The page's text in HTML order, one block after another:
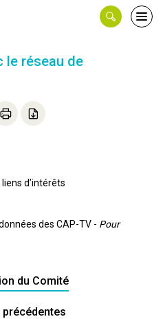
le réseau de
d’intérêts
des CAP-TV - Pour
du Comité